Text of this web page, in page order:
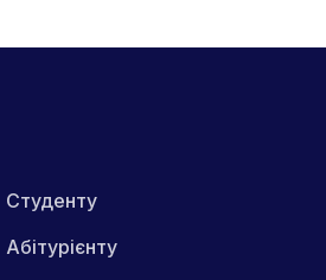
Студенту
Абітурієнту